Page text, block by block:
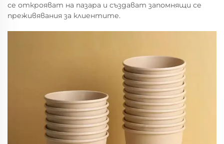
се открояват на пазара и създават запомнящи се
преживявания за клиентите.